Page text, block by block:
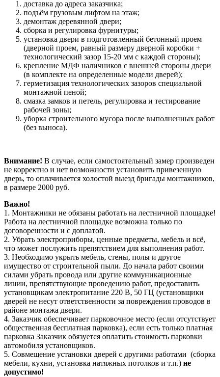
доставка до адреса заказчика;
подъём грузовым лифтом на этаж;
демонтаж деревянной двери;
сборка и регулировка фурнитуры;
установка двери в подготовленный бетонный проем
(дверной проем, равный размеру дверной коробки +
технологический зазор 15-20 мм с каждой стороны);
крепление МДФ наличников с внешней стороны двери
(в комплекте на определенные модели дверей);
герметизация технологических зазоров специальной
монтажной пеной;
смазка замков и петель, регулировка и тестирование
рабочей зоны;
уборка строительного мусора после выполненных работ
(без выноса).
Внимание! В случае, если самостоятельный замер произведен
не корректно и нет возможности установить привезенную
дверь, то оплачивается холостой выезд бригады монтажников,
в размере 2000 руб.
Важно!
1. Монтажники не обязаны работать на лестничной площадке!
Работа на лестничной площадке возможна только по
договоренности и с доплатой.
2. Убрать электроприборы, ценные предметы, мебель и всё,
что может послужить препятствием для выполнения работ.
3. Необходимо укрыть мебель, стены, полы и другое
имущество от строительной пыли. До начала работ своими
силами убрать провода или другие коммуникационные
линии, препятствующие проведению работ, предоставить
установщикам электропитание 220 В, 50 ГЦ (установщики
дверей не несут ответственности за повреждения проводов в
районе монтажа двери.
4. Заказчик обеспечивает парковочное место (если отсутствует
общественная бесплатная парковка), если есть только платная
парковка Заказчик обязуется оплатить стоимость парковки
автомобиля установщиков.
5. Совмещение установки дверей с другими работами (сборка
мебели, кухни, установка натяжных потолков и т.п.) не
допустимо!